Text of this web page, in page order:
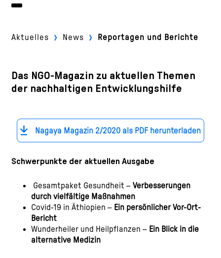
Aktuelles › News › Reportagen und Berichte
Das NGO-Magazin zu aktuellen Themen
der nachhaltigen Entwicklungshilfe
Nagaya Magazin 2/2020 als PDF herunterladen
Schwerpunkte der aktuellen Ausgabe
Gesamtpaket Gesundheit – Verbesserungen
durch vielfältige Maßnahmen
Covid-19 in Äthiopien – Ein persönlicher Vor-Ort-
Bericht
Wunderheiler und Heilpflanzen – Ein Blick in die
alternative Medizin